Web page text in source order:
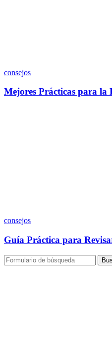
consejos
Mejores Prácticas para la
consejos
Guía Práctica para